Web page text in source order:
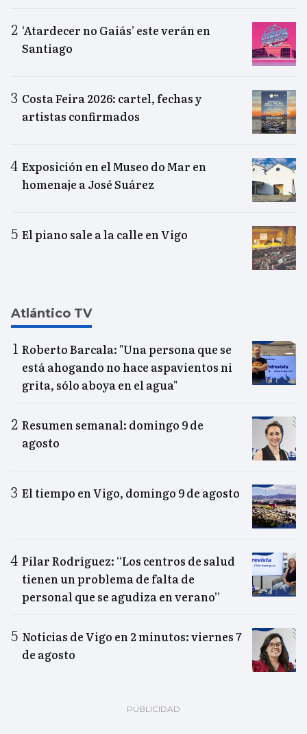
‘Atardecer no Gaiás’ este verán en
Santiago
Costa Feira 2026: cartel, fechas y
artistas confirmados
Exposición en el Museo do Mar en
homenaje a José Suárez
El piano sale a la calle en Vigo
Atlántico TV
Roberto Barcala: "Una persona que se
está ahogando no hace aspavientos ni
grita, sólo aboya en el agua"
Resumen semanal: domingo 9 de
agosto
El tiempo en Vigo, domingo 9 de agosto
Pilar Rodríguez: “Los centros de salud
tienen un problema de falta de
personal que se agudiza en verano”
Noticias de Vigo en 2 minutos: viernes 7
de agosto